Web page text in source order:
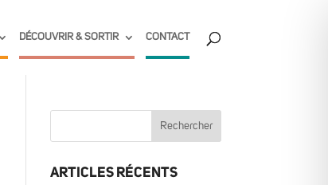
DÉCOUVRIR & SORTIR CONTACT
ARTICLES RÉCENTS